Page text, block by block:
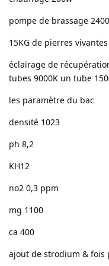
pompe de brassage
15KG de pierres
éclairage de
tubes 9000K un tube
les paramètre du bac
densité 1023
ph 8,2
KH12
no2 0,3 ppm
mg 1100
ca 400
ajout de strodium & fois